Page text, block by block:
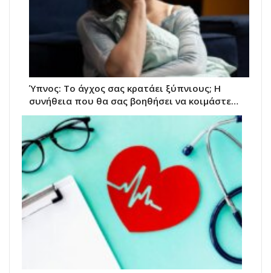
Ύπνος: Το άγχος σας κρατάει ξύπνιους; H
συνήθεια που θα σας βοηθήσει να κοιμάστε…